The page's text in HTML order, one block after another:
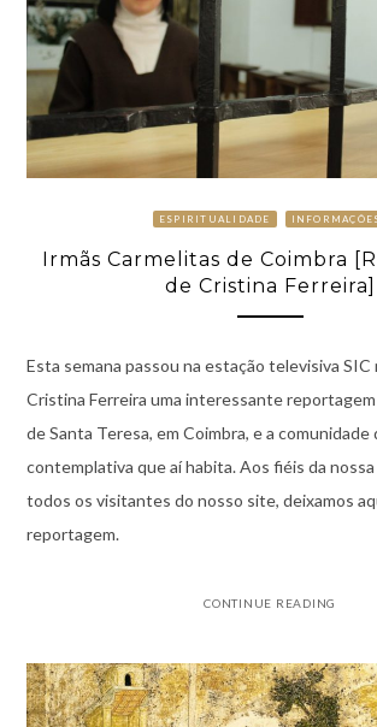
ESPIRITUALIDADE
Irmãs Carmelitas de Coimbra
de Cristina Ferreira]
Esta semana passou na estação televisiva SIC
Cristina Ferreira uma interessante
de Santa Teresa, em Coimbra, e a comunidade
contemplativa que aí habita. Aos fiéis da
todos os visitantes do nosso site, deixamos
reportagem.
CONTINUE READING